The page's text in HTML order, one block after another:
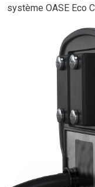
système OASE Eco